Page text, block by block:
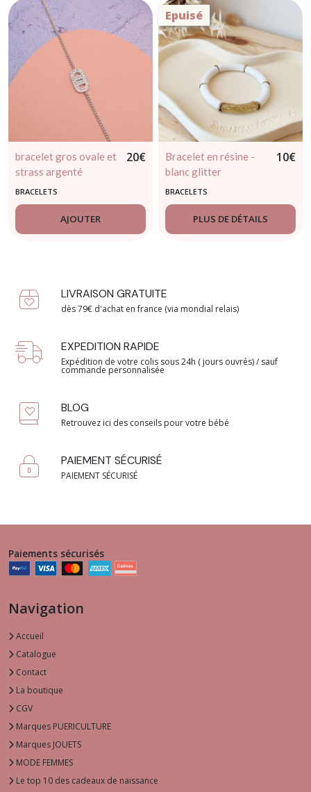
bracelet gros ovale et
strass argenté
20€
BRACELETS
AJOUTER
Epuisé
Bracelet en résine -
blanc glitter
10€
BRACELETS
PLUS DE DÉTAILS
LIVRAISON GRATUITE
dès 79€ d'achat en france (via mondial relais)
EXPEDITION RAPIDE
Expédition de votre colis sous 24h ( jours ouvrés) / sauf
commande personnalisée
BLOG
Retrouvez ici des conseils pour votre bébé
PAIEMENT SÉCURISÉ
PAIEMENT SÉCURISÉ
Paiements sécurisés
Navigation
Accueil
Catalogue
Contact
La boutique
CGV
Marques PUERICULTURE
Marques JOUETS
MODE FEMMES
Le top 10 des cadeaux de naissance